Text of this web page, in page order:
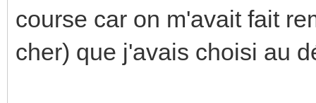
course car on m'avait fait
cher) que j'avais choisi au